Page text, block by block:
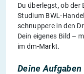
Du überlegst, ob der
Studium BWL-
schnuppere in den
Dein eigenes Bild –
im dm-Markt.
Deine